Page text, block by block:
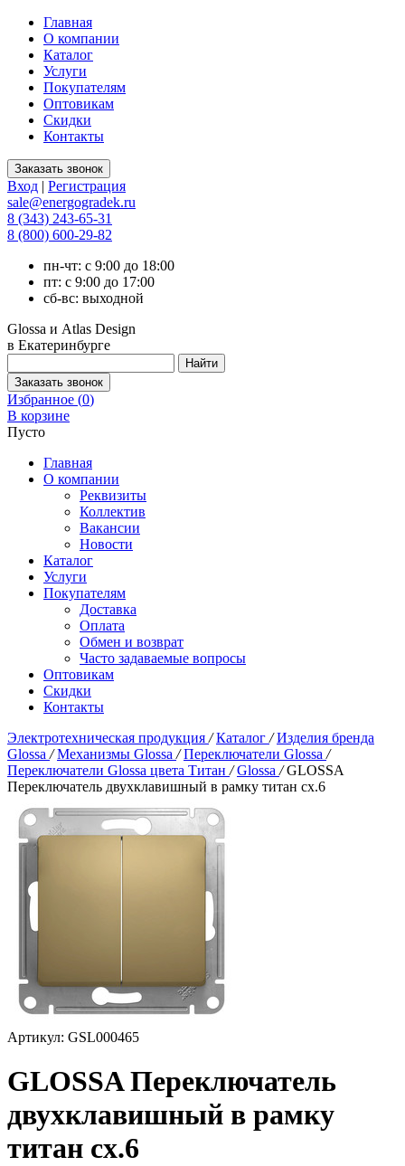
Главная
О компании
Каталог
Услуги
Покупателям
Оптовикам
Скидки
Контакты
Вход | Регистрация
sale@energogradek.ru
8 (343) 243-65-31
8 (800) 600-29-82
пн-чт: с 9:00 до 18:00
пт: с 9:00 до 17:00
сб-вс: выходной
Glossa и Atlas Design
в Екатеринбурге
Избранное (0)
В корзине
Пусто
Главная
О компании
Реквизиты
Коллектив
Вакансии
Новости
Каталог
Услуги
Покупателям
Доставка
Оплата
Обмен и возврат
Часто задаваемые вопросы
Оптовикам
Скидки
Контакты
Электротехническая продукция / Каталог / Изделия бренда
Glossa / Механизмы Glossa / Переключатели Glossa /
Переключатели Glossa цвета Титан / Glossa / GLOSSA
Переключатель двухклавишный в рамку титан сх.6
Артикул: GSL000465
GLOSSA Переключатель
двухклавишный в рамку
титан сх.6